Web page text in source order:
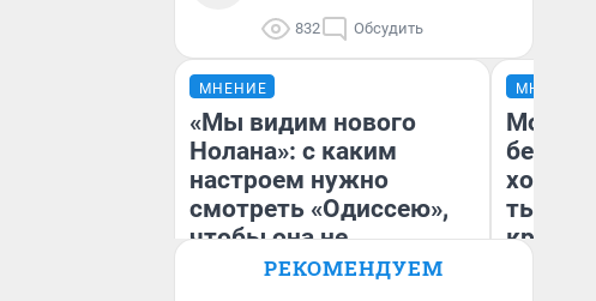
832 Обсудить
МНЕНИЕ
«Мы видим нового
Нолана»: с каким
настроем нужно
смотреть «Одиссею»,
чтобы она не
выглядела как фиаско
МНЕНИЕ
Мой
хотела
тысяч,
РЕКОМЕНДУЕМ